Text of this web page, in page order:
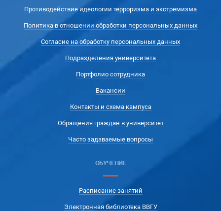
Противодействие идеологии терроризма и экстремизма
Политика в отношении обработки персональных данных
Согласие на обработку персональных данных
Подразделения университета
Портфолио сотрудника
Вакансии
Контакты и схема кампуса
Обращения граждан в университет
Часто задаваемые вопросы
ОБУЧЕНИЕ
Расписание занятий
Электронная библиотека ВВГУ